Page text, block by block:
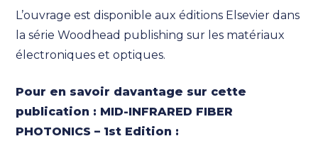
L’ouvrage est disponible aux éditions Elsevier dans
la série Woodhead publishing sur les matériaux
électroniques et optiques.
Pour en savoir davantage sur cette
publication : MID-INFRARED FIBER
PHOTONICS – 1st Edition :